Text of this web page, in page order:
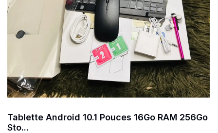
Tablette Android 10.1 Pouces 16Go RAM 256Go
Sto...